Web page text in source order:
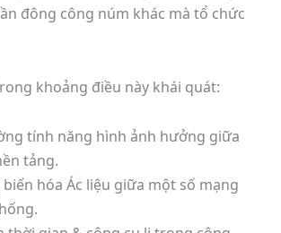
đông công núm khác mà tổ chức
khoảng điều này khái quát:
tính năng hình ảnh hưởng giữa
tảng.
biến hóa Ác liệu giữa một số mạng